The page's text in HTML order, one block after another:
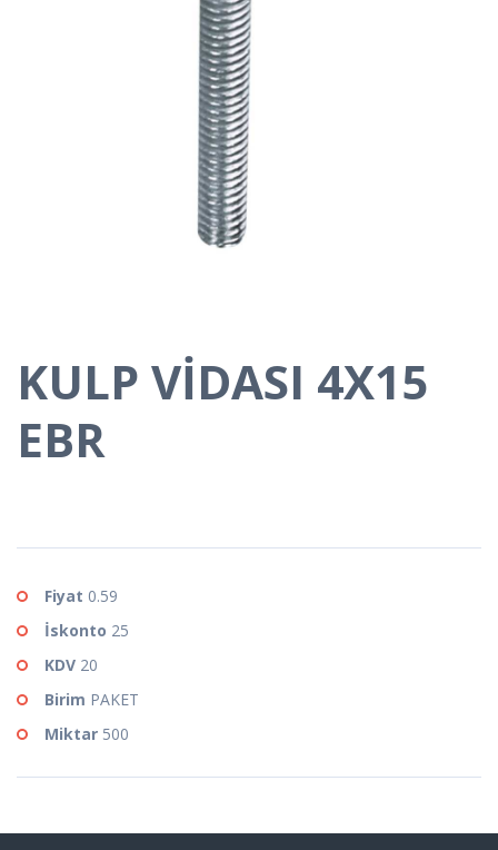
KULP VİDASI 4X15
EBR
Fiyat 0.59
İskonto 25
KDV 20
Birim PAKET
Miktar 500